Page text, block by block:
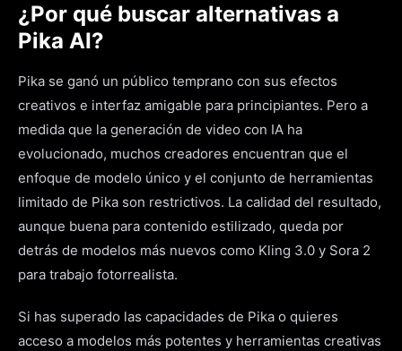
¿Por qué buscar alternativas a
Pika AI?
Pika se ganó un público temprano con sus efectos
creativos e interfaz amigable para principiantes. Pero a
medida que la generación de video con IA ha
evolucionado, muchos creadores encuentran que el
enfoque de modelo único y el conjunto de herramientas
limitado de Pika son restrictivos. La calidad del resultado,
aunque buena para contenido estilizado, queda por
detrás de modelos más nuevos como Kling 3.0 y Sora 2
para trabajo fotorrealista.
Si has superado las capacidades de Pika o quieres
acceso a modelos más potentes y herramientas creativas